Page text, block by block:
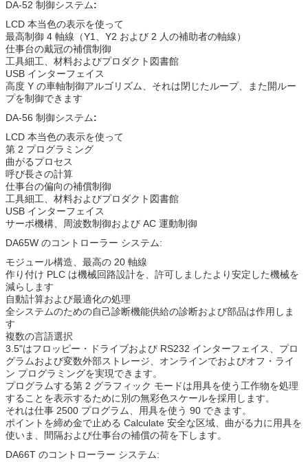
DA-52 制御システム:
LCD 本当色の表示を使って
最高制御 4 軸線（Y1、Y2 および 2 人の補助者の軸線）
仕事台の戴冠の補償制御
工具細工、材料およびプロダクト図書館
USB インターフェイス
高度 Y の車軸制御アルゴリズム、それは閉じたループ、また開ルー
プを制御できます
DA-56 制御システム:
LCD 本当色の表示を使って
第 2 プログラミング
曲がるプロセス
呼び長さの計算
仕事台の偏向の補償制御
工具細工、材料およびプロダクト図書館
USB インターフェイス
サーボ機構、周波数制御および AC 運動制御
DA65W のコントローラー システム:
モジュール構造、最高の 20 軸線
作り付け PLC は機械回路設計を、許可しましたより安定した機械を
減らします
自動計算および最適化の処理
全システムのための自己診断機能供給の診断および部品は作用しま
す
複数の言語選択
3.5"はフロッピー・ドライブおよび RS232 インターフェイス、プロ
グラムおよび変数外部ストレージ、オンラインでおよびオフ・ライ
ン プログラミングを実現できます。
プログラムする第 2 グラフィック モードは用具を使う工作物を処理
することを表示するために別の無彩色スケールを採用します。
それは仕事 2500 プログラム、用具を使う 90 できます。
ポイントを締め金で止める Calculate 安全な区域、曲がる力に用具を
使いま、間隔および仕事台の補償の荷を下します。
DA66T のコントローラー システム: